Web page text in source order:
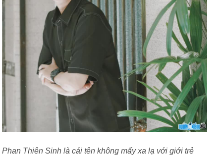
Phan Thiên Sinh là cái tên không mấy xa lạ với giới trẻ